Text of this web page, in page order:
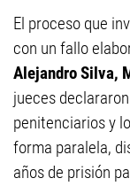
El proceso que
con un fallo
Alejandro Silva,
jueces
penitenciarios y
forma paralela,
años de prisión